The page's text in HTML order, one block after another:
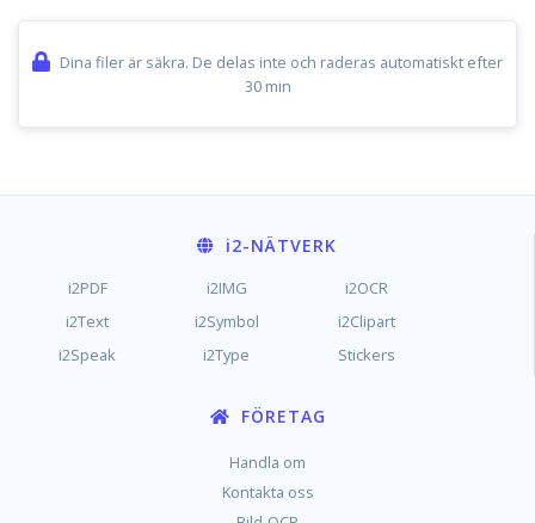
Dina filer är säkra. De delas inte och raderas automatiskt efter
30 min
i2-NÄTVERK
i2PDF i2IMG
i2OCR
i2Text
i2Symbol
i2Clipart
i2Speak
i2Type Stickers
FÖRETAG
Handla om
Kontakta oss